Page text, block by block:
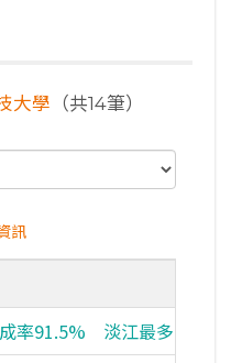
大學 （共14筆）
訊
成率91.5% 淡江最多